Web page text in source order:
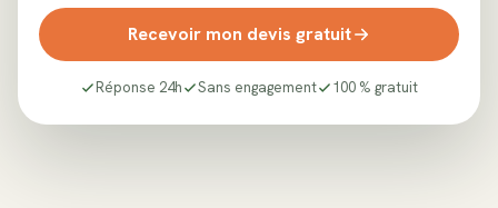
Recevoir mon devis gratuit
Réponse 24h Sans engagement 100 % gratuit